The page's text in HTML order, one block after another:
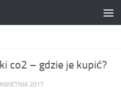
co2 – gdzie je kupić?
2017